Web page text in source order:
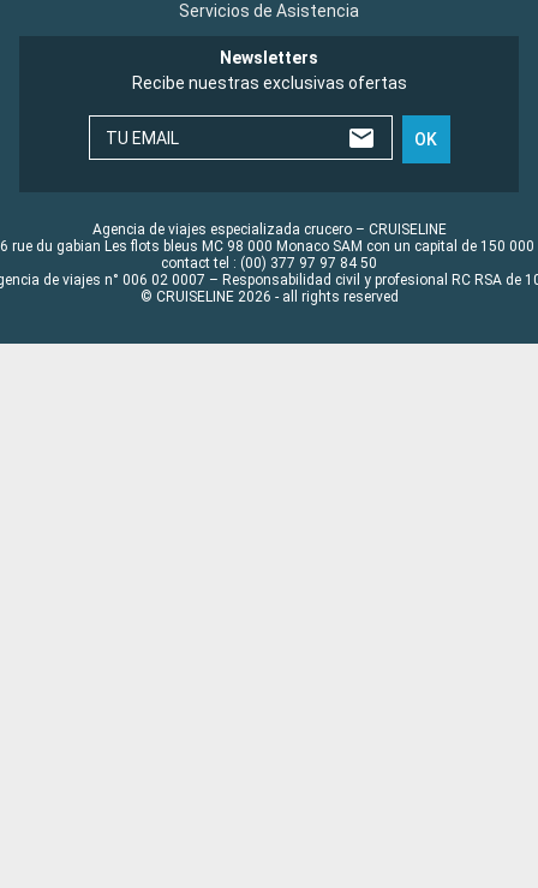
Servicios de Asistencia
Newsletters
Recibe nuestras exclusivas ofertas
TU EMAIL OK
Agencia de viajes especializada crucero – CRUISELINE
rue du gabian Les flots bleus MC 98 000 Monaco SAM con un capital de 150 000
contact tel : (00) 377 97 97 84 50
de viajes n° 006 02 0007 – Responsabilidad civil y profesional RC RSA de
© CRUISELINE 2026 - all rights reserved